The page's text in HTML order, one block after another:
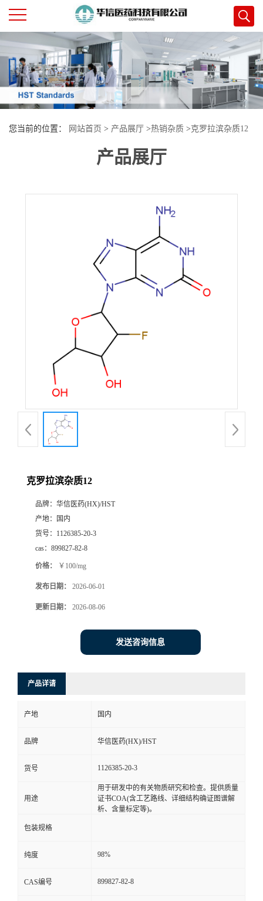
公
司
首
页
司
书
誉
方
您当前的位置： 网站首页 > 产品展厅 >热销杂质 >克罗拉滨杂质12
产品展厅
克罗拉滨杂质12
品牌： 华信医药(HX)/HST
产地：
国内
货号： 1126385-20-3
cas： 899827-82-8
价格： ￥100/mg
发布日期： 2026-06-01
更新日期： 2026-08-06
发送咨询信息
产品详请
产地 国内
品牌 华信医药(HX)/HST
货号 1126385-20-3
用途
用于研发中的有关物质研究和检查。提供质量
证书COA(含工艺路线、详细结构确证图谱解
析、含量标定等)。
包装规格
纯度 98%
CAS编号 899827-82-8